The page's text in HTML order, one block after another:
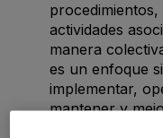
actividades
manera
es un enfoque
implementar,
mantener y